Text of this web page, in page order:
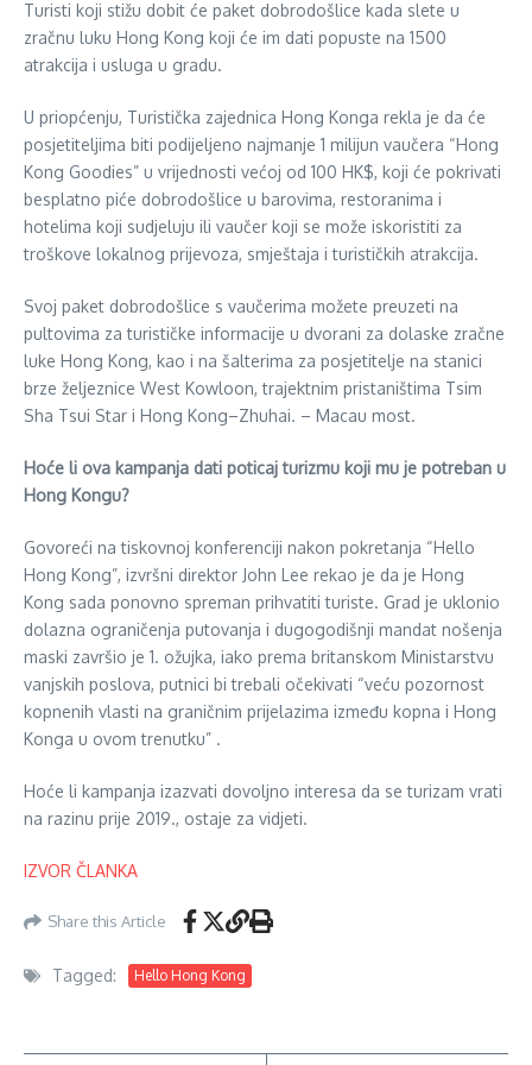
Turisti koji stižu dobit će paket dobrodošlice kada slete u
zračnu luku Hong Kong koji će im dati popuste na 1500
atrakcija i usluga u gradu.
U priopćenju, Turistička zajednica Hong Konga rekla je da će
posjetiteljima biti podijeljeno najmanje 1 milijun vaučera “Hong
Kong Goodies” u vrijednosti većoj od 100 HK$, koji će pokrivati
besplatno piće dobrodošlice u barovima, restoranima i
hotelima koji sudjeluju ili vaučer koji se može iskoristiti za
troškove lokalnog prijevoza, smještaja i turističkih atrakcija.
Svoj paket dobrodošlice s vaučerima možete preuzeti na
pultovima za turističke informacije u dvorani za dolaske zračne
luke Hong Kong, kao i na šalterima za posjetitelje na stanici
brze željeznice West Kowloon, trajektnim pristaništima Tsim
Sha Tsui Star i Hong Kong–Zhuhai. – Macau most.
Hoće li ova kampanja dati poticaj turizmu koji mu je potreban u
Hong Kongu?
Govoreći na tiskovnoj konferenciji nakon pokretanja “Hello
Hong Kong”, izvršni direktor John Lee rekao je da je Hong
Kong sada ponovno spreman prihvatiti turiste. Grad je uklonio
dolazna ograničenja putovanja i dugogodišnji mandat nošenja
maski završio je 1. ožujka, iako prema britanskom Ministarstvu
vanjskih poslova, putnici bi trebali očekivati “veću pozornost
kopnenih vlasti na graničnim prijelazima između kopna i Hong
Konga u ovom trenutku” .
Hoće li kampanja izazvati dovoljno interesa da se turizam vrati
na razinu prije 2019., ostaje za vidjeti.
IZVOR ČLANKA
Share this Article
Tagged: Hello Hong Kong